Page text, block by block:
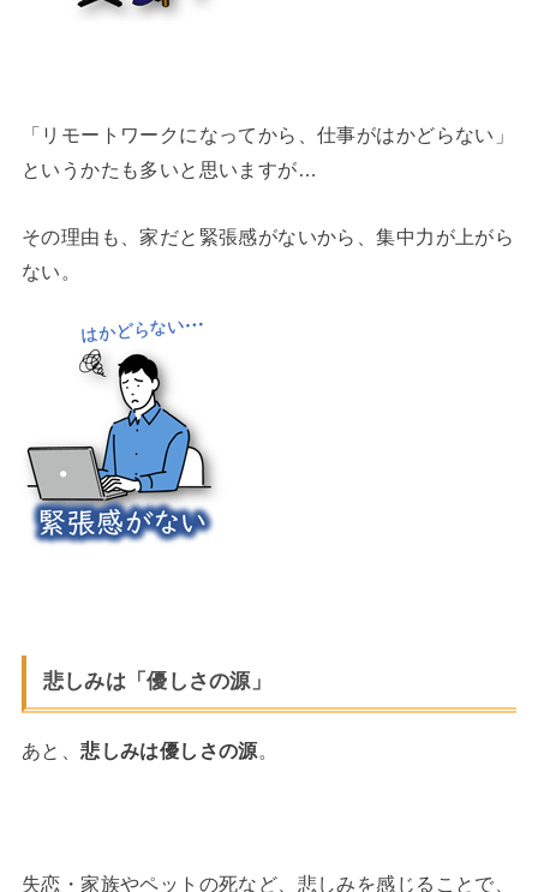
「リモートワークになってから、仕事がはかどらない」
というかたも多いと思いますが…
その理由も、家だと緊張感がないから、集中力が上がら
ない。
悲しみは「優しさの源」
あと、悲しみは優しさの源。
失恋・家族やペットの死など、悲しみを感じることで、